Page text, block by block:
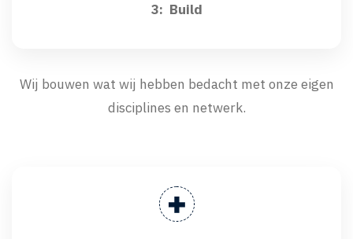
3: Build
Wij bouwen wat wij hebben bedacht met onze eigen
disciplines en netwerk.